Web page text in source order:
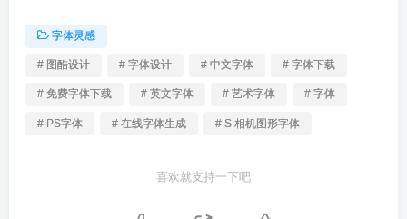
字体灵感
# 图酷设计 # 字体设计 # 中文字体 # 字体下载
# 免费字体下载 # 英文字体 # 艺术字体 # 字体
# PS字体 # 在线字体生成 # S 相机图形字体
喜欢就支持一下吧